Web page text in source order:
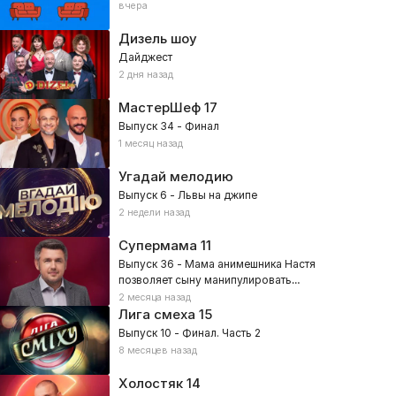
вчера
Дизель шоу
Дайджест
2 дня назад
МастерШеф17
Выпуск 34 - Финал
1 месяц назад
Угадай мелодию
Выпуск 6 - Львы на джипе
2 недели назад
Супермама 11
Выпуск 36 - Мама анимешника Настя
позволяет сыну манипулировать
собой?
2 месяца назад
Лига смеха 15
Выпуск 10 - Финал. Часть 2
8 месяцев назад
Холостяк14